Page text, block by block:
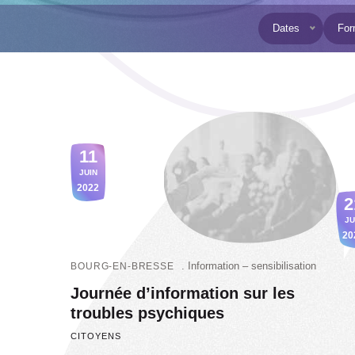
DatesDates
Format
Public concerné
Thématique
11
JUIN
2022
BOURG-EN-BRESSE Information – sensibilisation
Journée d’information sur les
troubles psychiques
CITOYENS